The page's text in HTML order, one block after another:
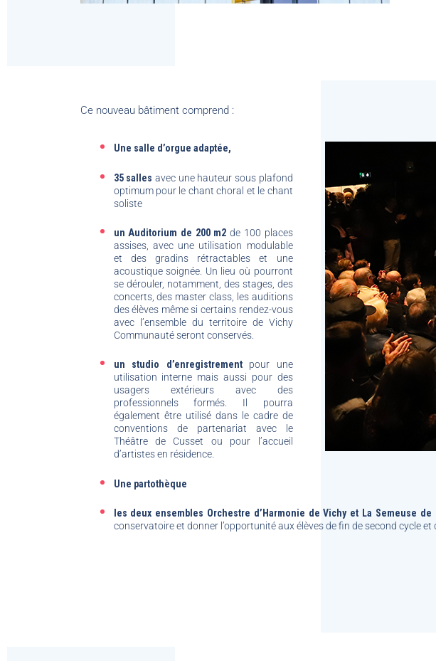
Ce nouveau bâtiment comprend :
Une salle d’orgue adaptée,
35 salles avec une hauteur sous plafond
optimum pour le chant choral et le chant
soliste
un Auditorium de 200 m2 de 100 places
assises, avec une utilisation modulable
et des gradins rétractables et une
acoustique soignée. Un lieu où pourront
se dérouler, notamment, des stages, des
concerts, des master class, les auditions
des élèves même si certains rendez-vous
avec l’ensemble du territoire de Vichy
Communauté seront conservés.
un studio d’enregistrementpour une
utilisation interne mais aussi pour des
usagers extérieurs avec des
professionnels formés. Il pourra
également être utilisé dans le cadre de
conventions de partenariat avec le
Théâtre de Cusset ou pour l’accueil
d’artistes en résidence.
Une partothèque
les deux ensembles Orchestre d’Harmonie de Vichy et La Semeuse de
conservatoire et donner l’opportunité aux élèves de fin de second cycle